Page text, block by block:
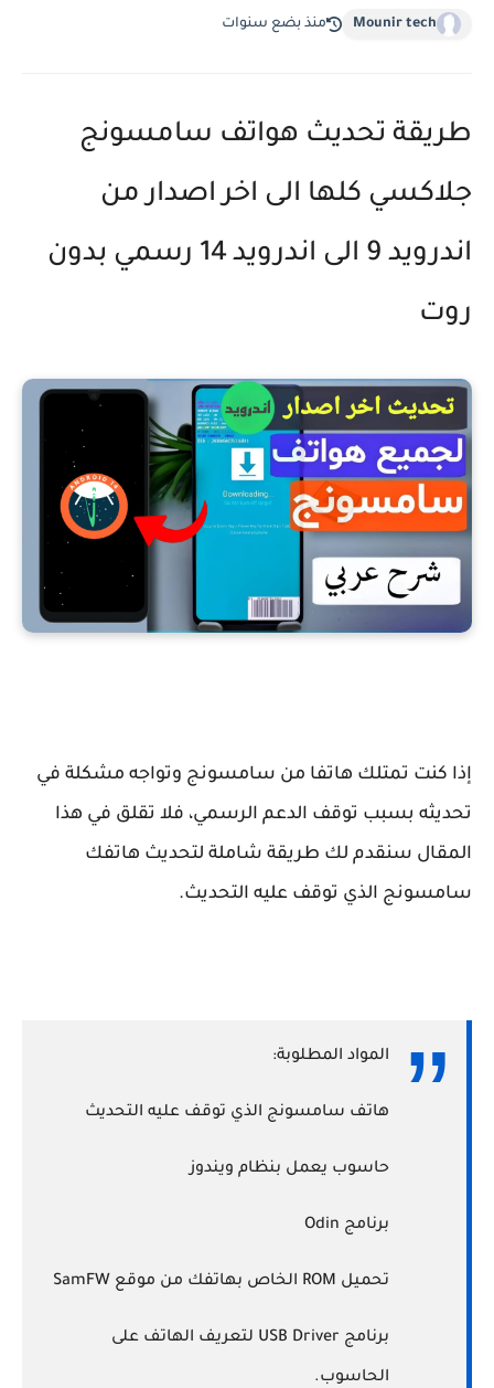
Mounir tech منذ بضع سنوات
طريقة تحديث هواتف سامسونج
جلاكسي كلها الى اخر اصدار من
اندرويد 9 الى اندرويد 14 رسمي بدون
روت
إذا كنت تمتلك هاتفا من سامسونج وتواجه مشكلة في
تحديثه بسبب توقف الدعم الرسمي، فلا تقلق في هذا
المقال سنقدم لك طريقة شاملة لتحديث هاتفك
سامسونج الذي توقف عليه التحديث.
المواد المطلوبة:
هاتف سامسونج الذي توقف عليه التحديث
حاسوب يعمل بنظام ويندوز
برنامج Odin‏
تحميل ROM الخاص بهاتفك من موقع SamFW
برنامج USB Driver لتعريف الهاتف على
الحاسوب.